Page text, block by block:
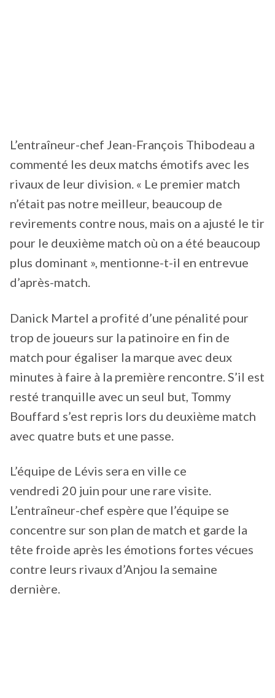
L’entraîneur-chef Jean-François Thibodeau a
commenté les deux matchs émotifs avec les
rivaux de leur division. « Le premier match
n’était pas notre meilleur, beaucoup de
revirements contre nous, mais on a ajusté le tir
pour le deuxième match où on a été beaucoup
plus dominant », mentionne-t-il en entrevue
d’après-match.
Danick Martel a profité d’une pénalité pour
trop de joueurs sur la patinoire en fin de
match pour égaliser la marque avec deux
minutes à faire à la première rencontre. S’il est
resté tranquille avec un seul but, Tommy
Bouffard s’est repris lors du deuxième match
avec quatre buts et une passe.
L’équipe de Lévis sera en ville ce
vendredi 20 juin pour une rare visite.
L’entraîneur-chef espère que l’équipe se
concentre sur son plan de match et garde la
tête froide après les émotions fortes vécues
contre leurs rivaux d’Anjou la semaine
dernière.